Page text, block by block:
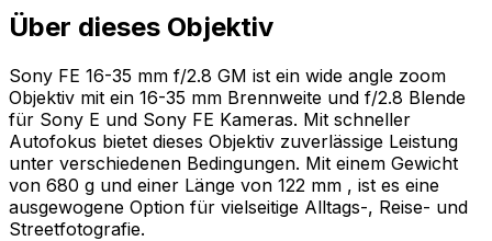
Über dieses Objektiv
Sony FE 16-35 mm f/2.8 GM ist ein wide angle zoom
Objektiv mit ein 16-35 mm Brennweite und f/2.8 Blende
für Sony E und Sony FE Kameras. Mit schneller
Autofokus bietet dieses Objektiv zuverlässige Leistung
unter verschiedenen Bedingungen. Mit einem Gewicht
von 680 g und einer Länge von 122 mm , ist es eine
ausgewogene Option für vielseitige Alltags-, Reise- und
Streetfotografie.